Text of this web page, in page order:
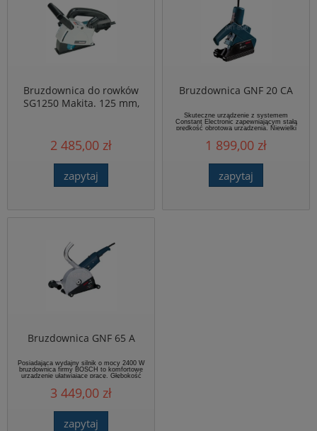
Bruzdownica do rowków
SG1250 Makita. 125 mm,
2 485,00 zł
zapytaj
Bruzdownica GNF 20 CA
Skuteczne urządzenie z systemem
Constant Electronic zapewniającym stałą
prędkość obrotową urządzenia. Niewielki
Bezpieczna i ergonomiczna obsługa sprzyja
pracy z tym urządzeniem. Dodatkowo
bruzdownica posiada syste...
1 899,00 zł
zapytaj
Bruzdownica GNF 65 A
Posiadająca wydajny silnik o mocy 2400 W
bruzdownica firmy BOSCH to komfortowe
urządzenie ułatwiające pracę. Głębokość
Dodatkowo zabezpieczenie przed
samoczynnym rozruchem po awarii
zasilania, wyłącznik prz...
3 449,00 zł
zapytaj